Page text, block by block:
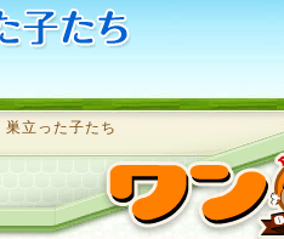
巣立った子たち